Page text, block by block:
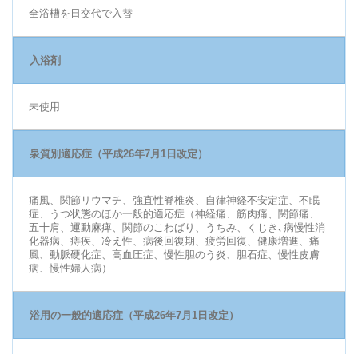
全浴槽を日交代で入替
入浴剤
未使用
泉質別適応症（平成26年7月1日改定）
痛風、関節リウマチ、強直性脊椎炎、自律神経不安定症、不眠
症、うつ状態のほか一般的適応症（神経痛、筋肉痛、関節痛、
五十肩、運動麻痺、関節のこわばり、うちみ、くじき､病慢性消
化器病、痔疾、冷え性、病後回復期、疲労回復、健康増進、痛
風、動脈硬化症、高血圧症、慢性胆のう炎、胆石症、慢性皮膚
病、慢性婦人病）
浴用の一般的適応症（平成26年7月1日改定）